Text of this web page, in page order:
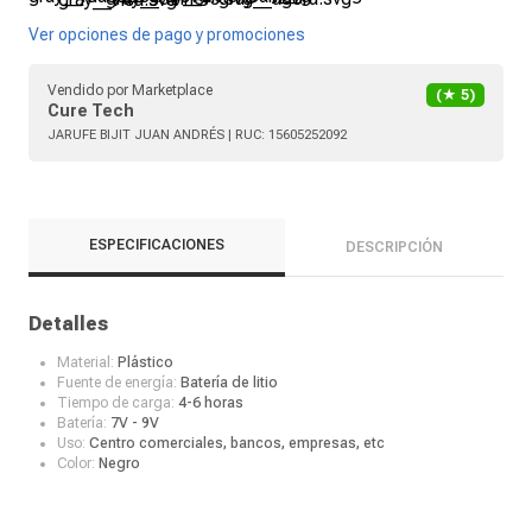
Ver opciones de pago y promociones
Vendido por Marketplace
Cure Tech
(★ 5)
JARUFE BIJIT JUAN ANDRÉS | RUC: 15605252092
ESPECIFICACIONES DESCRIPCIÓN
Detalles
Material: Plástico
Fuente de energía: Batería de litio
Tiempo de carga: 4-6 horas
Batería: 7V - 9V
Uso: Centro comerciales, bancos, empresas, etc
Color: Negro